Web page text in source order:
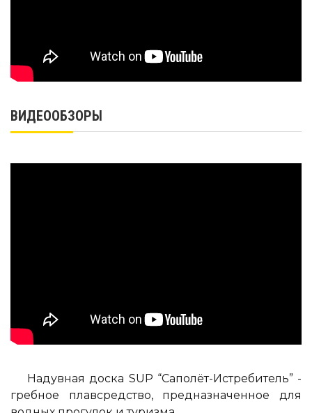
ВИДЕООБЗОРЫ
Надувная доска SUP “Саполёт-Истребитель” -
гребное плавсредство, предназначенное для